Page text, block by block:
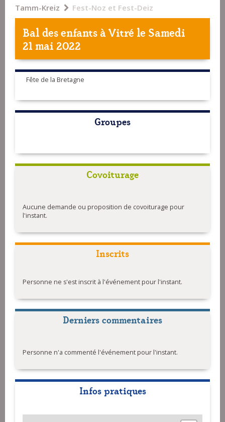
Tamm-Kreiz Fest-Noz et Fest-Deiz
Bal des enfants àVitré le Samedi
21 mai 2022
Fête de la Bretagne
Groupes
Covoiturage
Aucune demande ou proposition de covoiturage pour
l'instant.
Inscrits
Personne ne s'est inscrit à l'événement pour l'instant.
Derniers commentaires
Personne n'a commenté l'événement pour l'instant.
Infos pratiques